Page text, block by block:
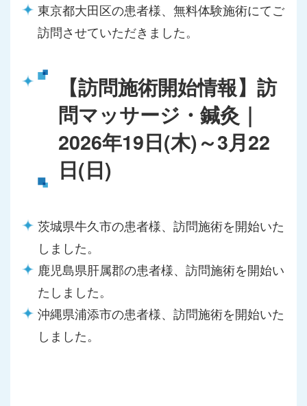
東京都大田区の患者様、無料体験施術にてご
訪問させていただきました。
【訪問施術開始情報】訪
問マッサージ・鍼灸｜
2026年19日(木)～3月22
日(日)
茨城県牛久市の患者様、訪問施術を開始いた
しました。
鹿児島県肝属郡の患者様、訪問施術を開始い
たしました。
沖縄県浦添市の患者様、訪問施術を開始いた
しました。